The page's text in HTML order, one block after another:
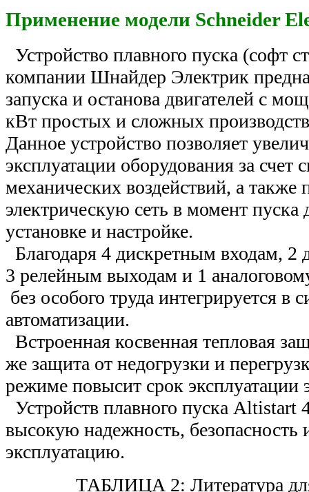
Применение модели Schneider
Устройство плавного пуска (софт
компании Шнайдер Электрик
запуска и останова двигателей с
кВт простых и сложных
Данное устройство позволяет
эксплуатации оборудования за счет
механических воздействий, а также
электрическую сеть в момент пуска
установке и настройке.
Благодаря 4 дискретным входам,
3 релейным выходам и 1
без особого труда интегрируется в
автоматизации.
Встроенная косвенная тепловая
же защита от недогрузки и
режиме повысит срок эксплуатации
Устройств плавного пуска Altistart
высокую надежность, безопасность
эксплуатацию.
ТАБЛИЦА 2: Литература